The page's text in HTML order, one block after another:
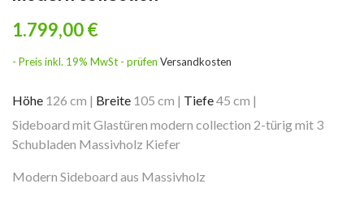
1.799,00 €
- Preis inkl. 19% MwSt - prüfen Versandkosten
Höhe 126 cm | Breite 105 cm | Tiefe45 cm |
Sideboard mit Glastüren modern collection 2-türig mit 3
Schubladen Massivholz Kiefer
Modern Sideboard aus Massivholz